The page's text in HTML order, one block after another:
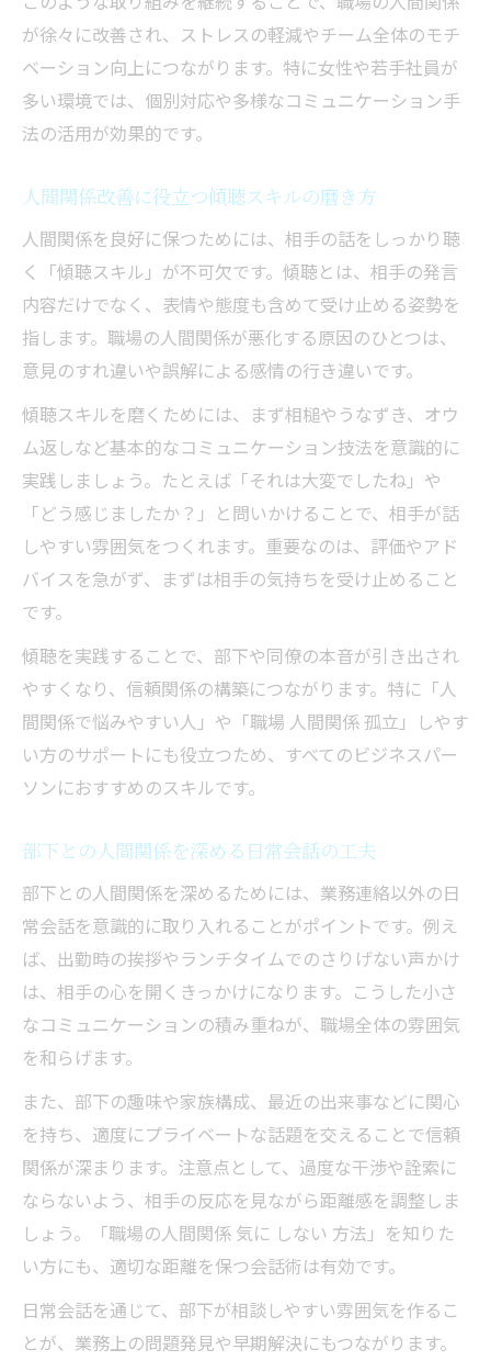
が徐々に改善され、ストレスの軽減やチーム全体のモチ
ベーション向上につながります。特に女性や若手社員が
多い環境では、個別対応や多様なコミュニケーション手
法の活用が効果的です。
人間関係改善に役立つ傾聴スキルの磨き方
人間関係を良好に保つためには、相手の話をしっかり聴
く「傾聴スキル」が不可欠です。傾聴とは、相手の発言
内容だけでなく、表情や態度も含めて受け止める姿勢を
指します。職場の人間関係が悪化する原因のひとつは、
意見のすれ違いや誤解による感情の行き違いです。
傾聴スキルを磨くためには、まず相槌やうなずき、オウ
ム返しなど基本的なコミュニケーション技法を意識的に
実践しましょう。たとえば「それは大変でしたね」や
「どう感じましたか？」と問いかけることで、相手が話
しやすい雰囲気をつくれます。重要なのは、評価やアド
バイスを急がず、まずは相手の気持ちを受け止めること
です。
傾聴を実践することで、部下や同僚の本音が引き出され
やすくなり、信頼関係の構築につながります。特に「人
間関係で悩みやすい人」や「職場 人間関係 孤立」しやす
い方のサポートにも役立つため、すべてのビジネスパー
ソンにおすすめのスキルです。
部下との人間関係を深める日常会話の工夫
部下との人間関係を深めるためには、業務連絡以外の日
常会話を意識的に取り入れることがポイントです。例え
ば、出勤時の挨拶やランチタイムでのさりげない声かけ
は、相手の心を開くきっかけになります。こうした小さ
なコミュニケーションの積み重ねが、職場全体の雰囲気
を和らげます。
また、部下の趣味や家族構成、最近の出来事などに関心
を持ち、適度にプライベートな話題を交えることで信頼
関係が深まります。注意点として、過度な干渉や詮索に
ならないよう、相手の反応を見ながら距離感を調整しま
しょう。「職場の人間関係 気に しない 方法」を知りた
い方にも、適切な距離を保つ会話術は有効です。
日常会話を通じて、部下が相談しやすい雰囲気を作るこ
とが、業務上の問題発見や早期解決にもつながります。